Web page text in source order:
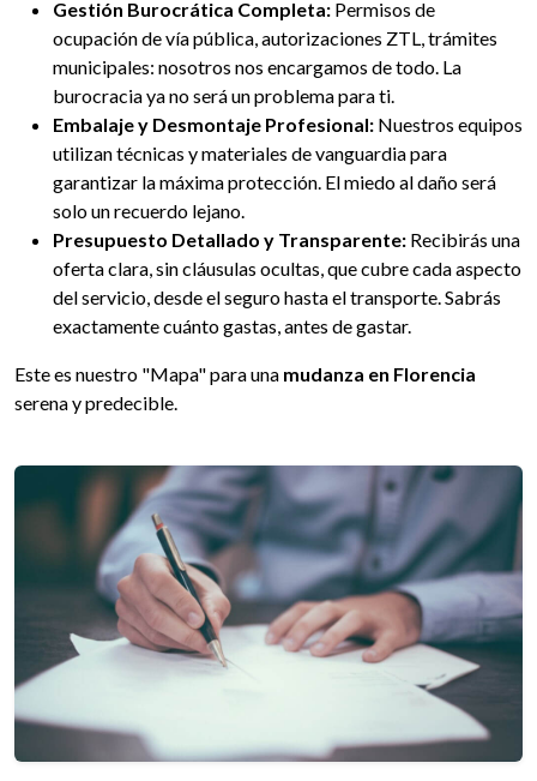
Gestión Burocrática Completa: Permisos de
ocupación de vía pública, autorizaciones ZTL, trámites
municipales: nosotros nos encargamos de todo. La
burocracia ya no será un problema para ti.
Embalaje y Desmontaje Profesional: Nuestros equipos
utilizan técnicas y materiales de vanguardia para
garantizar la máxima protección. El miedo al daño será
solo un recuerdo lejano.
Presupuesto Detallado y Transparente: Recibirás una
oferta clara, sin cláusulas ocultas, que cubre cada aspecto
del servicio, desde el seguro hasta el transporte. Sabrás
exactamente cuánto gastas, antes de gastar.
Este es nuestro "Mapa" para una mudanza en Florencia
serena y predecible.